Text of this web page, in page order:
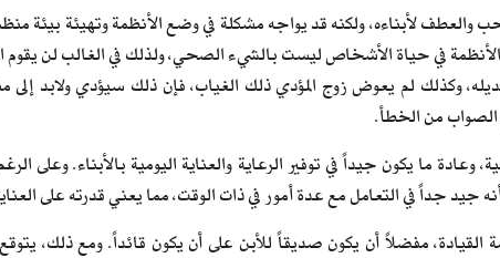
والعطف لأبناءه، ولكنه قد يواجه مشكلة في وضع الأنظمة وتهيئة بيئة
في حياة الأشخاص ليست بالشيء الصحي، ولذلك في الغالب لن يقوم
وكذلك لم يعوض زوج المؤدي ذلك الغياب، فإن ذلك سيؤدي ولابد إلى
من الخطأ.
وعادة ما يكون جيداً في توفير الرعاية والعناية اليومية بالأبناء. وعلى
جيد جداً في التعامل مع عدة أمور في ذات الوقت، مما يعني قدرته على
مفضلاً أن يكون صديقاً للأبن على أن يكون قائداً. ومع ذلك، يتوقع